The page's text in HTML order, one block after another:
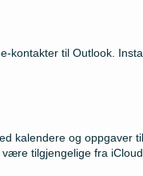
kontakter til Outlook.
kalendere og oppgaver
tilgjengelige fra iCloud.